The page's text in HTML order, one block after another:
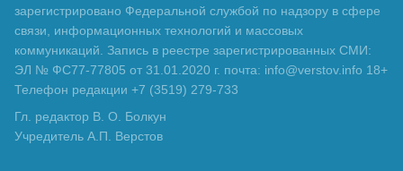
зарегистрировано Федеральной службой по надзору в сфере
связи, информационных технологий и массовых
коммуникаций. Запись в реестре зарегистрированных СМИ:
ЭЛ № ФС77-77805 от 31.01.2020 г. почта: info@verstov.info 18+
Телефон редакции +7 (3519) 279-733
Гл. редактор В. О. Болкун
Учредитель А.П. Верстов